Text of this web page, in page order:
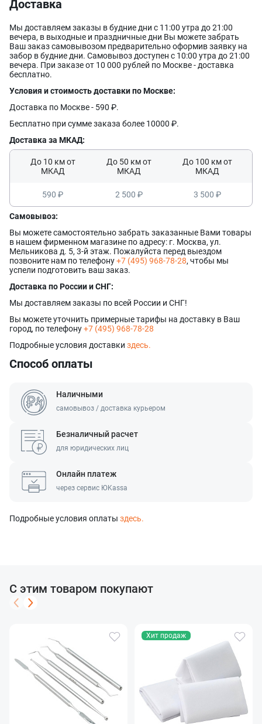
Доставка
Мы доставляем заказы в будние дни с 11:00 утра до 21:00
вечера, в выходные и праздничные дни Вы можете забрать
Ваш заказ самовывозом предварительно оформив заявку на
забор в будние дни. Самовывоз доступен с 10:00 утра до 21:00
вечера. При заказе от 10 000 рублей по Москве - доставка
бесплатно.
Условия и стоимость доставки по Москве:
Доставка по Москве - 590 ₽.
Бесплатно при сумме заказа более 10000 ₽.
Доставка за МКАД:
До 10 км от
МКАД
До 50 км от
МКАД
До 100 км от
МКАД
590 ₽ 2 500 ₽ 3 500 ₽
Самовывоз:
Вы можете самостоятельно забрать заказанные Вами товары
в нашем фирменном магазине по адресу: г. Москва, ул.
Мельникова д. 5, 3-й этаж. Пожалуйста перед выездом
позвоните нам по телефону+7 (495) 968-78-28, чтобы мы
успели подготовить ваш заказ.
Доставка по России и СНГ:
Мы доставляем заказы по всей России и СНГ!
Вы можете уточнить примерные тарифы на доставку в Ваш
город, по телефону+7 (495) 968-78-28
Подробные условия доставки здесь.
Способ оплаты
Наличными
самовывоз / доставка курьером
Безналичный расчет
для юридических лиц
Онлайн платеж
через сервис ЮKassa
Подробные условия оплаты здесь.
С этим товаром покупают
Хит продаж
Заказать звонок
Ваше имя
Данные формы отправлены
Наш менеджер свяжется с вами
Купить в 1 клик
Оставьте заявку, и наш менеджер свяжется с вами в
ближайшее время
Ваше имя
Ваш номер телефона
Соглашаюсь на обработку персональных данных
Отправить
Данные формы отправлены
Наш менеджер свяжется с вами
в ближайшее время!
Телефон
Комментарий
Прикрепить фото
Максимум 8 файлов
оформлении и получении заказа,согласие на обработку персональных
данных
Отправить
Наш менеджер свяжется с вами
в ближайшее время!
Оставить заявку
Ваше имя
Телефон
Комментарий
Нажимая кнопку «Отправить», я даю согласие на получение информации об
Данные формы отправлены
Наш менеджер свяжется с вами
в ближайшее время!